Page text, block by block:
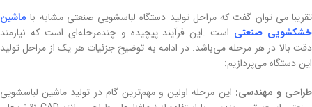
تقریبا می توان گفت که مراحل تولید دستگاه لباسشویی صنعتی مشابه با ماشین
خشکشویی صنعتی است .این فرآیند پیچیده و چندمرحله‌ای است که نیازمند
دقت بالا در هر مرحله می‌باشد. در ادامه به توضیح جزئیات هر یک از مراحل تولید
این دستگاه می‌پردازیم:
طراحی و مهندسی: این مرحله اولین و مهم‌ترین گام در تولید ماشین لباسشویی